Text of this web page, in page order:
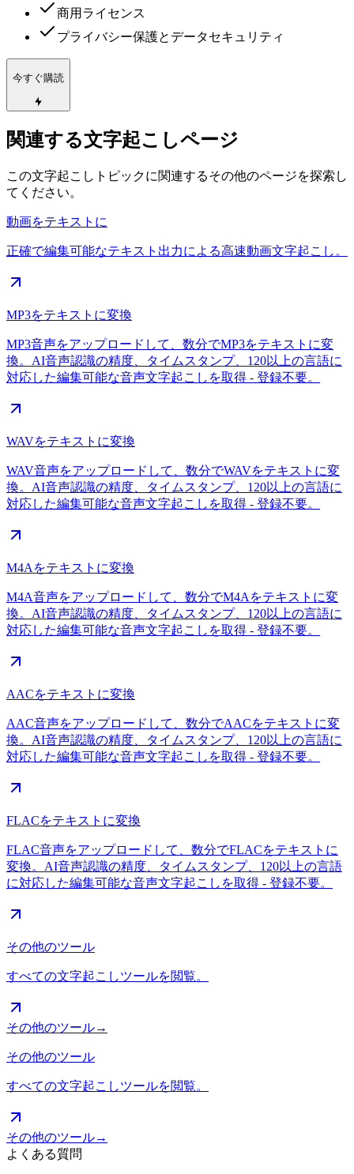
商用ライセンス
プライバシー保護とデータセキュリティ
今すぐ購読
関連する文字起こしページ
この文字起こしトピックに関連するその他のページを探索し
てください。
動画をテキストに
正確で編集可能なテキスト出力による高速動画文字起こし。
MP3をテキストに変換
MP3音声をアップロードして、数分でMP3をテキストに変
換。AI音声認識の精度、タイムスタンプ、120以上の言語に
対応した編集可能な音声文字起こしを取得 - 登録不要。
WAVをテキストに変換
WAV音声をアップロードして、数分でWAVをテキストに変
換。AI音声認識の精度、タイムスタンプ、120以上の言語に
対応した編集可能な音声文字起こしを取得 - 登録不要。
M4Aをテキストに変換
M4A音声をアップロードして、数分でM4Aをテキストに変
換。AI音声認識の精度、タイムスタンプ、120以上の言語に
対応した編集可能な音声文字起こしを取得 - 登録不要。
AACをテキストに変換
AAC音声をアップロードして、数分でAACをテキストに変
換。AI音声認識の精度、タイムスタンプ、120以上の言語に
対応した編集可能な音声文字起こしを取得 - 登録不要。
FLACをテキストに変換
FLAC音声をアップロードして、数分でFLACをテキストに
変換。AI音声認識の精度、タイムスタンプ、120以上の言語
に対応した編集可能な音声文字起こしを取得 - 登録不要。
その他のツール
すべての文字起こしツールを閲覧。
その他のツール→
その他のツール
すべての文字起こしツールを閲覧。
その他のツール→
よくある質問